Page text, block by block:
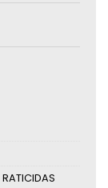
RATICIDAS